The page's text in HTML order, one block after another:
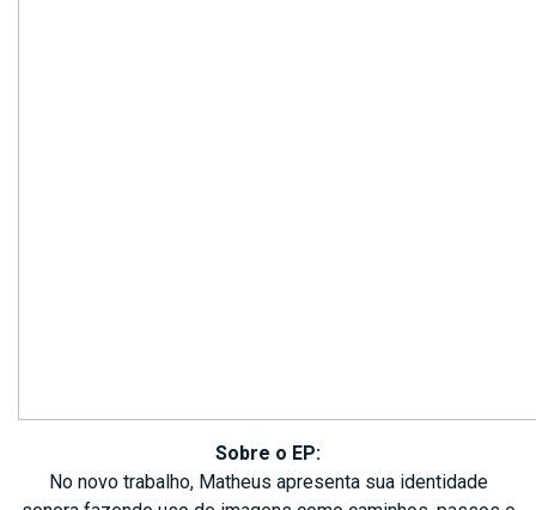
Sobre o EP:
No novo trabalho, Matheus apresenta sua identidade